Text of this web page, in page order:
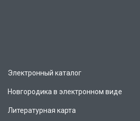
Электронный каталог
Новгородика в электронном виде
Литературная карта